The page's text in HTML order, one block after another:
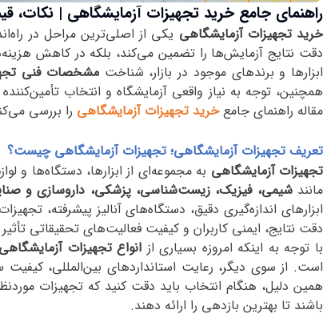
راهنمای جامع خرید تجهیزات آزمایشگاهی | نکات،
خرید تجهیزات آزمایشگاهی یکی از اصلی‌ترین مراحل در
دقت نتایج آزمایش‌ها را تضمین می‌کند، بلکه در کاهش
ابزارها و برندهای موجود در بازار، شناختمشخصات فنی
همچنین، توجه به نیاز واقعی آزمایشگاه و انتخاب
مقاله راهنمای جامعخرید تجهیزات آزمایشگاهی را بررسی
تعریف تجهیزات آزمایشگاهی؛ تجهیزات آزمایشگاهی چیست؟
تجهیزات آزمایشگاهی به مجموعه‌ای از ابزارها، دستگاه‌ها
مانندشیمی، فیزیک، زیست‌شناسی، پزشکی، داروسازی و
ابزارهای اندازه‌گیری دقیق، دستگاه‌های آنالیز پیشرفته،
دقت نتایج، ایمنی کاربران و کیفیت فعالیت‌های تحقیقاتی
با توجه به اینکه امروزه بسیاری از انواع تجهیزات آزمایشگاهی
است. از سوی دیگر، رعایت استانداردهای بین‌المللی،
همین دلیل، هنگام انتخاب باید دقت کنید که تجهیزات
باشند تا بهترین بازدهی را ارائه دهند.